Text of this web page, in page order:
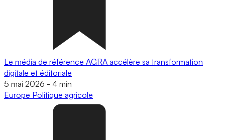
Le média de référence AGRA accélère sa transformation
digitale et éditoriale
5 mai 2026 - 4 min
Europe Politique agricole